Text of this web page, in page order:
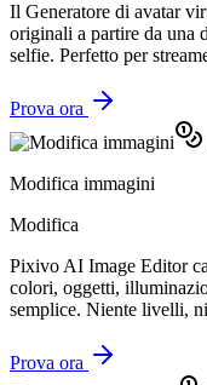
Il Generatore di avatar
originali a partire da una
selfie. Perfetto per
Prova ora
Modifica immagini
Modifica
Pixivo AI Image Editor
colori, oggetti,
semplice. Niente livelli,
Prova ora